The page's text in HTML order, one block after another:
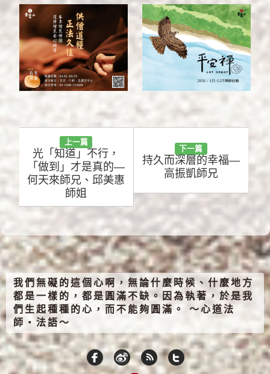
上一篇
光「知道」不行，
「做到」才是真的—
何天來師兄、邱美惠
師姐
下一篇
持久而深層的幸福—
高振凱師兄
我們無礙的這個心啊，無論什麼時候、什麼地方
都是一樣的，都是圓滿不缺。因為執著，於是我
們生起種種的心，而不能夠圓滿。 ～心道法
師‧法語～